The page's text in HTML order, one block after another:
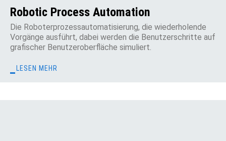
Robotic Process Automation
Die Roboterprozessautomatisierung, die wiederholende
Vorgänge ausführt, dabei werden die Benutzerschritte auf
grafischer Benutzeroberfläche simuliert.
LESEN MEHR